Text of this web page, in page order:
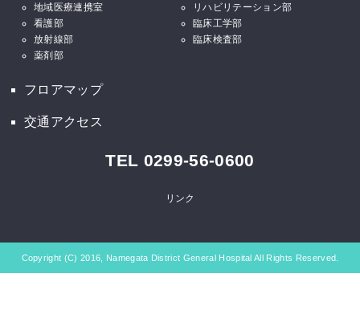
地域医療連携室
リハビリテーション部
看護部
臨床工学部
放射線部
臨床検査部
薬剤部
フロアマップ
交通アクセス
TEL 0299-56-0600
リンク
Copyright (C) 2016, Namegata District General Hospital All Rights Reserved.